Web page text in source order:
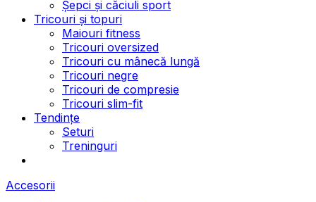
Șepci și căciuli sport
Tricouri și topuri
Maiouri fitness
Tricouri oversized
Tricouri cu mânecă lungă
Tricouri negre
Tricouri de compresie
Tricouri slim-fit
Tendințe
Seturi
Treninguri
Accesorii